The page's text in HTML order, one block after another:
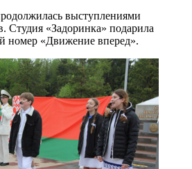
выступлениями
Студия «Задоринка» подарила
номер «Движение вперед».